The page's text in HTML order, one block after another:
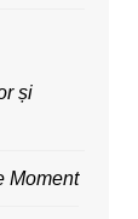
și
Moment